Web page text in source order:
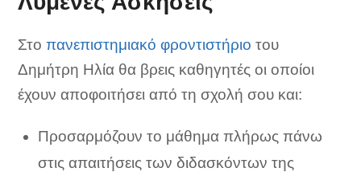
Στοπανεπιστημιακό φροντιστήριο του
Δημήτρη Ηλία θα βρεις καθηγητές οι οποίοι
έχουν αποφοιτήσει από τη σχολή σου και:
Προσαρμόζουν το μάθημα πλήρως πάνω
στις απαιτήσεις των διδασκόντων της